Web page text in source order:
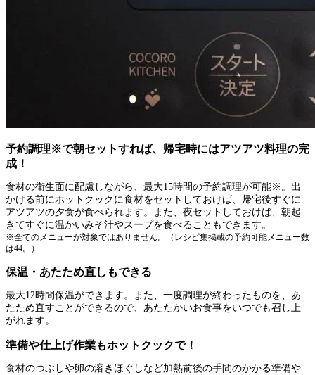
予約調理※で朝セットすれば、帰宅時にはアツアツ料理の完
成！
食材の衛生面に配慮しながら、最大15時間の予約調理が可能※。出
かける前にホットクックに食材をセットしておけば、帰宅後すぐに
アツアツの夕食が食べられます。また、夜セットしておけば、朝起
きてすぐに温かいみそ汁やスープを食べることもできます。
※全てのメニューが対象ではありません。（レシピ集掲載の予約可能メニュー数
は44。）
保温・あたため直しもできる
最大12時間保温ができます。また、一度調理が終わったものを、あ
たため直すことができるので、あたたかいお食事をいつでも召し上
がれます。
準備や仕上げ作業もホットクックで！
食材のつぶしや卵の溶きほぐしなど加熱前後の手間のかかる準備や